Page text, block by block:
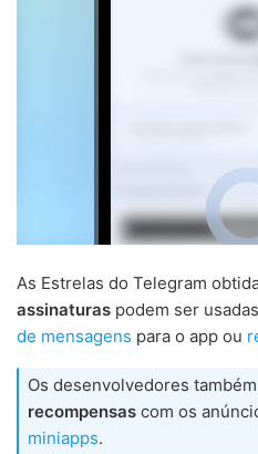
As Estrelas do Telegram
assinaturas podem ser
de mensagens para o app ou
Os desenvolvedores
recompensas com os
miniapps.